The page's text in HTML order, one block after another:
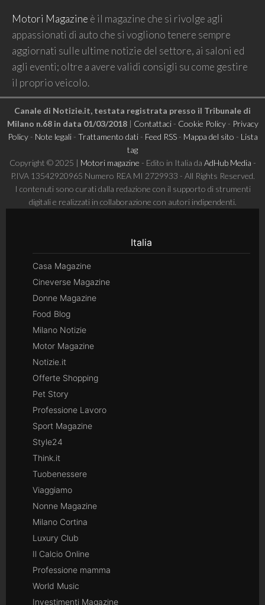
Motori Magazine è il magazine che si rivolge agli
appassionati di auto che si vogliono tenere sempre
aggiornati sulle ultime notizie del settore, ai saloni ed
agli eventi; oltre a avere validi consigli su come gestire
il proprio veicolo.
Canale di Notizie.it, testata registrata presso il Tribunale di
Milano n.68 in data 01/03/2018| Contattaci- Cookie Policy- Privacy
Policy- Note legali- Trattamento dati- Feed RSS- Mappa del sito - Lista
tag
Copyright © 2025 | Motori magazine - Edito in Italia da AdHub Media -
P.IVA 13542920965 Numero REA MI 2729933 - All Rights Reserved.
I contenuti sono curati dalla redazione con il supporto di strumenti
digitali e realizzati in collaborazione con autori indipendenti.
Italia
Casa Magazine
Cineverse Magazine
Donne Magazine
Food Blog
Milano Notizie
Motor Magazine
Notizie.it
Offerte Shopping
Pet Story
Professione Lavoro
Sport Magazine
Style24
Think.it
Tuobenessere
Viaggiamo
Nonne Magazine
Milano Cortina
Luxury Club
Il Calcio Online
Professione mamma
World Music
Investimenti Magazine